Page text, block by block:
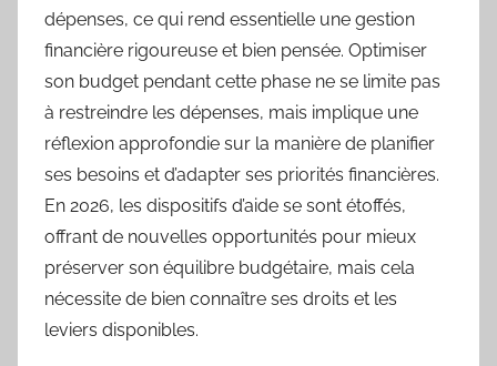
dépenses, ce qui rend essentielle une gestion
financière rigoureuse et bien pensée. Optimiser
son budget pendant cette phase ne se limite pas
à restreindre les dépenses, mais implique une
réflexion approfondie sur la manière de planifier
ses besoins et d’adapter ses priorités financières.
En 2026, les dispositifs d’aide se sont étoffés,
offrant de nouvelles opportunités pour mieux
préserver son équilibre budgétaire, mais cela
nécessite de bien connaître ses droits et les
leviers disponibles.